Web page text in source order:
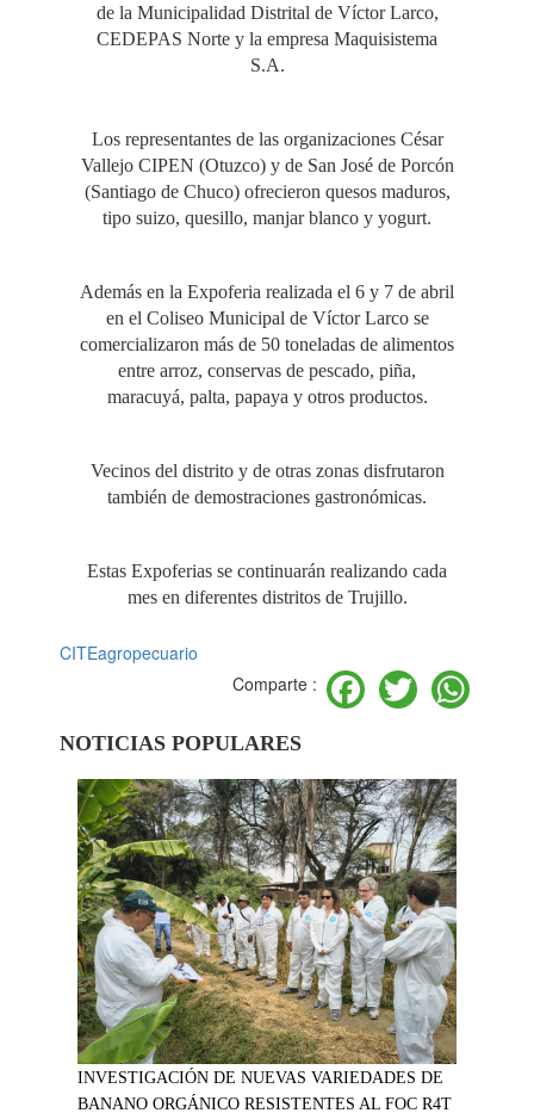
de la Municipalidad Distrital de Víctor Larco,
CEDEPAS Norte y la empresa Maquisistema
S.A.
Los representantes de las organizaciones César
Vallejo CIPEN (Otuzco) y de San José de Porcón
(Santiago de Chuco) ofrecieron quesos maduros,
tipo suizo, quesillo, manjar blanco y yogurt.
Además en la Expoferia realizada el 6 y 7 de abril
en el Coliseo Municipal de Víctor Larco se
comercializaron más de 50 toneladas de alimentos
entre arroz, conservas de pescado, piña,
maracuyá, palta, papaya y otros productos.
Vecinos del distrito y de otras zonas disfrutaron
también de demostraciones gastronómicas.
Estas Expoferias se continuarán realizando cada
mes en diferentes distritos de Trujillo.
CITEagropecuario
Comparte :
Facebook
Twitter
NOTICIAS POPULARES
INVESTIGACIÓN DE NUEVAS VARIEDADES DE
BANANO ORGÁNICO RESISTENTES AL FOC R4T